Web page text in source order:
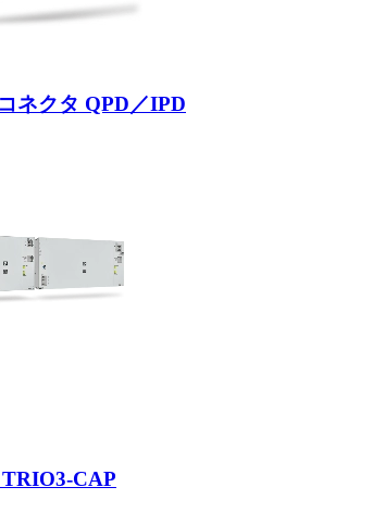
ネクタ QPD／IPD
CAP